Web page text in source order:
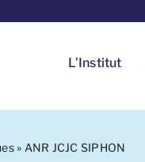
L’Institut
» ANR JCJC SIPHON